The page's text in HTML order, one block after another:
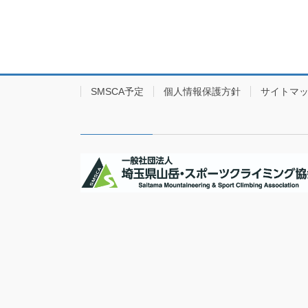
SMSCA予定 個人情報保護方針 サイトマ